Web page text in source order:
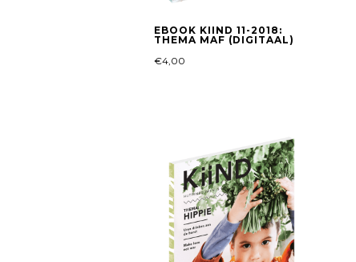
EBOOK KIIND 11-2018:
THEMA MAF (DIGITAAL)
€4,00